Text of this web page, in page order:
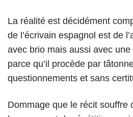
La réalité est décidément
de l’écrivain espagnol est de
avec brio mais aussi avec
parce qu’il procède par
questionnements et sans
Dommage que le récit souffre